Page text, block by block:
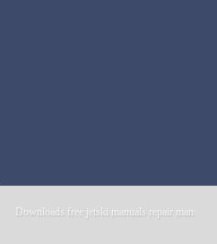
Downloads free jetski manuals repair manuals